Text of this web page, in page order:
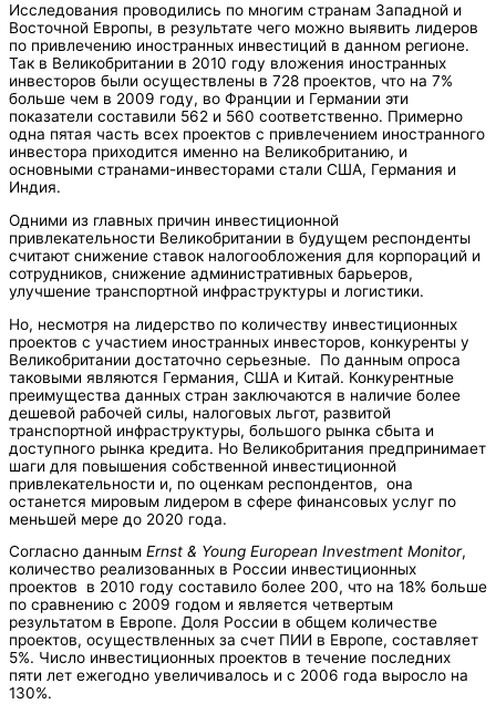
Исследования проводились по многим странам Западной и
Восточной Европы, в результате чего можно выявить лидеров
по привлечению иностранных инвестиций в данном регионе.
Так в Великобритании в 2010 году вложения иностранных
инвесторов были осуществлены в 728 проектов, что на 7%
больше чем в 2009 году, во Франции и Германии эти
показатели составили 562 и 560 соответственно. Примерно
одна пятая часть всех проектов с привлечением иностранного
инвестора приходится именно на Великобританию, и
основными странами-инвесторами стали США, Германия и
Индия.
Одними из главных причин инвестиционной
привлекательности Великобритании в будущем респонденты
считают снижение ставок налогообложения для корпораций и
сотрудников, снижение административных барьеров,
улучшение транспортной инфраструктуры и логистики.
Но, несмотря на лидерство по количеству инвестиционных
проектов с участием иностранных инвесторов, конкуренты у
Великобритании достаточно серьезные. По данным опроса
таковыми являются Германия, США и Китай. Конкурентные
преимущества данных стран заключаются в наличие более
дешевой рабочей силы, налоговых льгот, развитой
транспортной инфраструктуры, большого рынка сбыта и
доступного рынка кредита. Но Великобритания предпринимает
шаги для повышения собственной инвестиционной
привлекательности и, по оценкам респондентов, она
останется мировым лидером в сфере финансовых услуг по
меньшей мере до 2020 года.
Согласно данным Ernst & Young European Investment Monitor,
количество реализованных в России инвестиционных
проектов в 2010 году составило более 200, что на 18% больше
по сравнению с 2009 годом и является четвертым
результатом в Европе. Доля России в общем количестве
проектов, осуществленных за счет ПИИ в Европе, составляет
5%. Число инвестиционных проектов в течение последних
пяти лет ежегодно увеличивалось и с 2006 года выросло на
130%.